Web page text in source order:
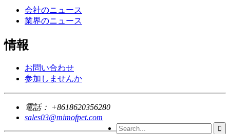
会社のニュース
業界のニュース
情報
お問い合わせ
参加しませんか
電話： +8618620356280
sales03@mimofpet.com